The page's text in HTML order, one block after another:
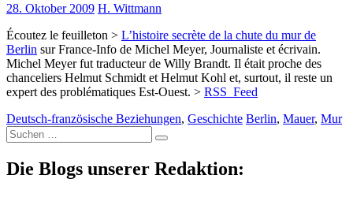
28. Oktober 2009 H. Wittmann
Écoutez le feuilleton > L’histoire secrète de la chute du mur de
Berlin sur France-Info de Michel Meyer, Journaliste et écrivain.
Michel Meyer fut traducteur de Willy Brandt. Il était proche des
chanceliers Helmut Schmidt et Helmut Kohl et, surtout, il reste un
expert des problématiques Est-Ouest. > RSS_Feed
Deutsch-französische Beziehungen, Geschichte Berlin, Mauer, Mur
Suche
nach:
Die Blogs unserer Redaktion: